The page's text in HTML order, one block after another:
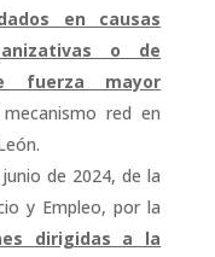
en causas
o de
fuerza mayor
red en
de 2024, de la
y Empleo, por la
dirigidas a la